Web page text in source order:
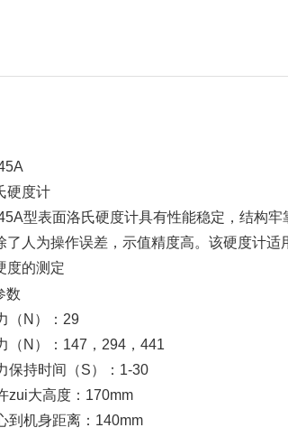
硬度计
型表面洛氏硬度计具有性能稳定，结构
了人为操作误差，示值精度高。该硬度计
度的测定
数
（N）：29
（N）：147，294，441
保持时间（S）：1-30
zui大高度：170mm
到机身距离：140mm